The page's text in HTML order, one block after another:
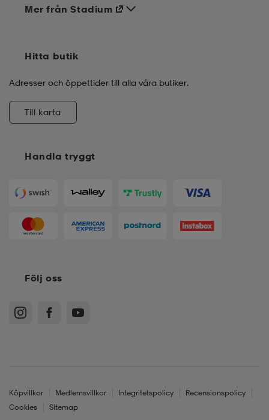
Handla tryggt
Mer från Stadium
Hitta butik
Adresser och öppettider till alla våra butiker.
Till karta
Följ oss
Köpvillkor Medlemsvillkor Integritetspolicy
Recensionspolicy
Cookies
Sitemap